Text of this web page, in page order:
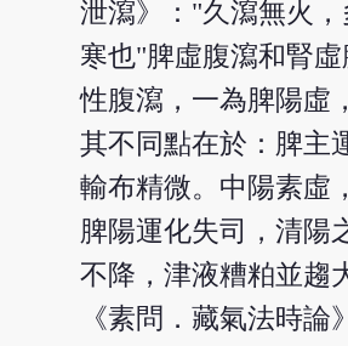
泄瀉》："久瀉無火
寒也"脾虛腹瀉和腎
性腹瀉，一為脾陽虛
其不同點在於：脾主
輸布精微。中陽素虛
脾陽運化失司，清陽
不降，津液糟粕並趨
《素問．藏氣法時論